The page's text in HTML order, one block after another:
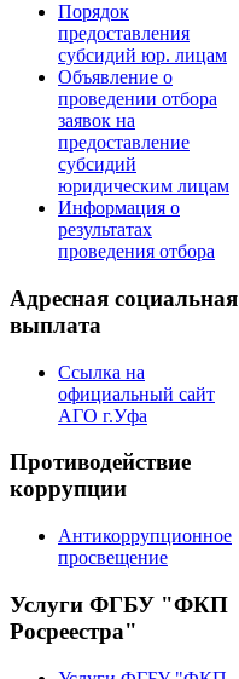
Порядок
предоставления
субсидий юр. лицам
Объявление о
проведении отбора
заявок на
предоставление
субсидий
юридическим лицам
Информация о
результатах
проведения отбора
Адресная социальная
выплата
Ссылка на
официальный сайт
АГО г.Уфа
Противодействие
коррупции
Антикоррупционное
просвещение
Услуги ФГБУ "ФКП
Росреестра"